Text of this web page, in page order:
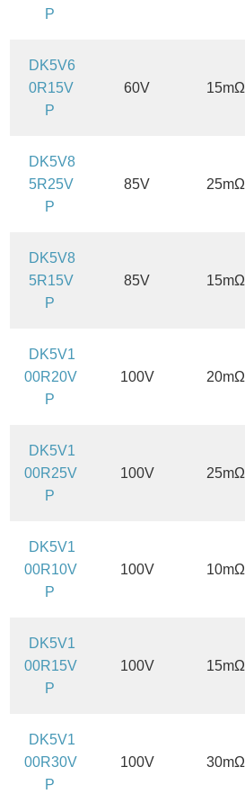
P
DK5V6
0R15V
P
60V 15mΩ
DK5V8
5R25V
P
85V 25mΩ
DK5V8
5R15V
P
85V 15mΩ
DK5V1
00R20V
P
100V 20mΩ
DK5V1
00R25V
P
100V 25mΩ
DK5V1
00R10V
P
100V 10mΩ
DK5V1
00R15V
P
100V 15mΩ
DK5V1
00R30V
P
100V 30mΩ